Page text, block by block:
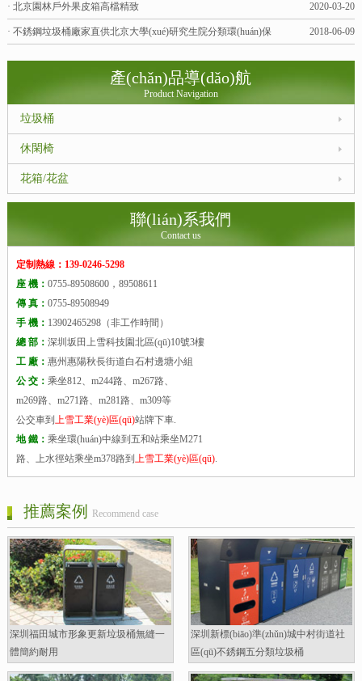
2020-03-20
· 北京園林戶外果皮箱高檔精致
2018-06-09
· 不銹鋼垃圾桶廠家直供北京大學(xué)研究生院分類環(huán)保
產(chǎn)品導(dǎo)航
Product Navigation
垃圾桶
休閑椅
花箱/花盆
聯(lián)系我們
Contact us
定制熱線：139-0246-5298
座 機： 0755-89508600，89508611
傳 真： 0755-89508949
手 機： 13902465298（非工作時間）
總 部： 深圳坂田上雪科技園北區(qū)10號3樓
工 廠： 惠州惠陽秋長街道白石村邊塘小組
公 交： 乘坐812、m244路、m267路、
m269路、m271路、m281路、m309等
公交車到 上雪工業(yè)區(qū)站牌下車.
地 鐵： 乘坐環(huán)中線到五和站乘坐M271
路、上水徑站乘坐m378路到 上雪工業(yè)區(qū).
推薦案例 Recommend case
深圳福田城市形象更新垃圾桶無縫一
體簡約耐用
深圳新標(biāo)準(zhǔn)城中村街道社
區(qū)不銹鋼五分類垃圾桶